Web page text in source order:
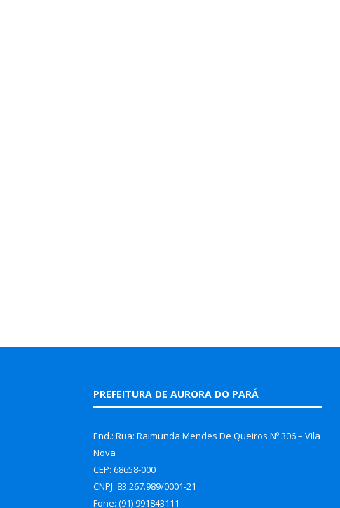
PREFEITURA DE AURORA DO PARÁ
End.: Rua: Raimunda Mendes De Queiros Nº 306 – Vila
Nova
CEP: 68658-000
CNPJ: 83.267.989/0001-21
Fone: (91) 991843111